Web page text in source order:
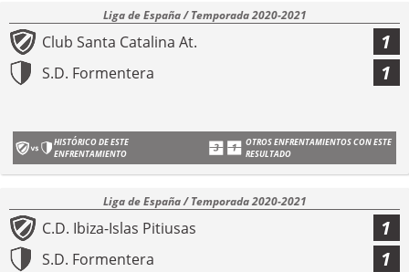
Liga de España / Temporada 2020-2021
Club Santa Catalina At. 1
S.D. Formentera 1
HISTÓRICO DE ESTE
ENFRENTAMIENTO
OTROS ENFRENTAMIENTOS CON ESTE
RESULTADO
Liga de España / Temporada 2020-2021
C.D. Ibiza-Islas Pitiusas 1
S.D. Formentera 1